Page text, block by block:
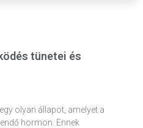
tünetei és
olyan állapot, amelyet a
hormon. Ennek